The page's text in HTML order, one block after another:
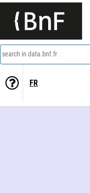
search in data.bnf.fr
FR